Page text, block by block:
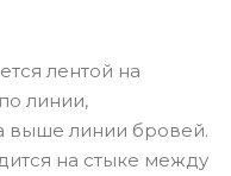
лентой на
линии,
выше линии бровей.
на стыке между